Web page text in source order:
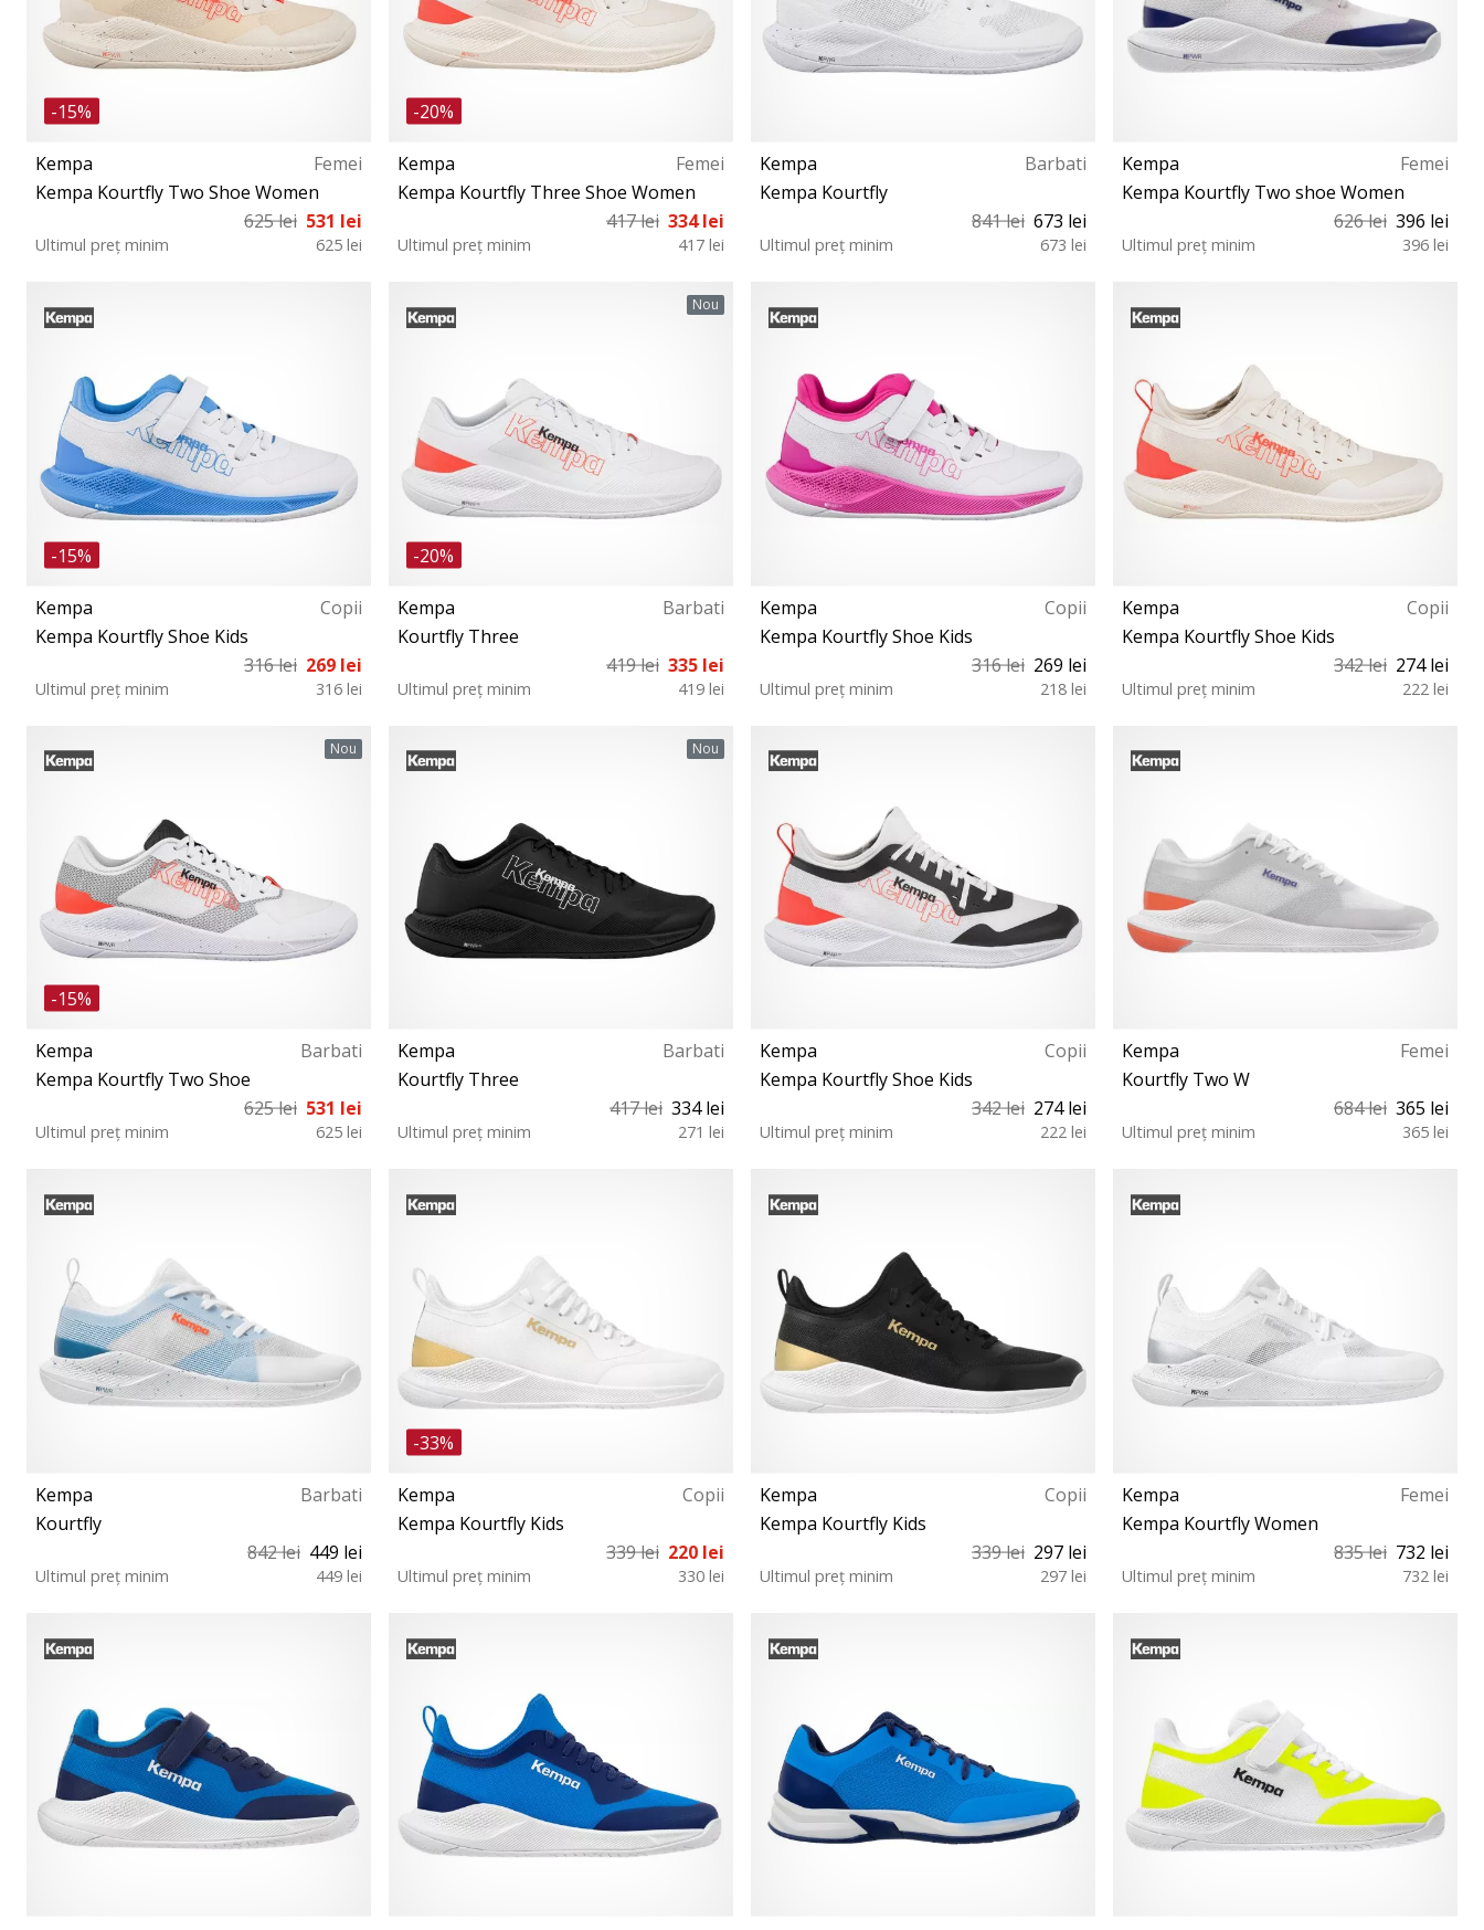
-15%
Kempa
Femei
Kempa Kourtfly Two Shoe Women
625 lei 531 lei
Ultimul preț minim 625 lei
-20%
Kempa
Femei
Kempa Kourtfly Three Shoe Women
417 lei 334 lei
Ultimul preț minim 417 lei
36 37 37½ 38 38½ 39 39½ 40½ 41 42 42½ 43
Kempa
Barbati
Kempa Kourtfly
841 lei 673 lei
Ultimul preț minim 673 lei
Kempa
Femei
Kempa Kourtfly Two shoe Women
626 lei 396 lei
Ultimul preț minim 396 lei
-15%
Kempa
Copii
Kempa Kourtfly Shoe Kids
316 lei 269 lei
Ultimul preț minim 316 lei
Nou
-20%
Kempa
Barbati
Kourtfly Three
419 lei 335 lei
Ultimul preț minim 419 lei
Kempa
Copii
Kempa Kourtfly Shoe Kids
316 lei 269 lei
Ultimul preț minim 218 lei
Kempa
Copii
Kempa Kourtfly Shoe Kids
342 lei 274 lei
Ultimul preț minim 222 lei
Nou
-15%
Kempa
Barbati
Kempa Kourtfly Two Shoe
625 lei 531 lei
Ultimul preț minim 625 lei
Nou
Kempa
Barbati
Kourtfly Three
417 lei 334 lei
Ultimul preț minim 271 lei
Kempa
Copii
Kempa Kourtfly Shoe Kids
342 lei 274 lei
Ultimul preț minim 222 lei
Kempa
Femei
Kourtfly Two W
684 lei 365 lei
Ultimul preț minim 365 lei
Kempa
Barbati
Kourtfly
842 lei 449 lei
Ultimul preț minim 449 lei
-33%
Kempa
Copii
Kempa Kourtfly Kids
339 lei 220 lei
Ultimul preț minim 330 lei
Kempa
Copii
Kempa Kourtfly Kids
339 lei 297 lei
Ultimul preț minim 297 lei
Kempa
Femei
Kempa Kourtfly Women
835 lei 732 lei
Ultimul preț minim 732 lei